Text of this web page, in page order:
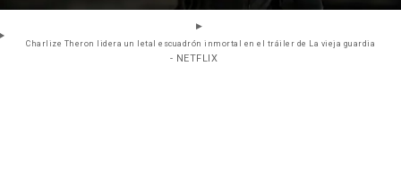
Charlize Theron lidera un letal escuadrón inmortal en el tráiler de La vieja guardia
- NETFLIX